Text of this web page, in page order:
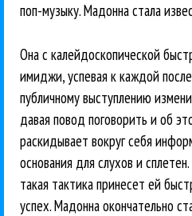
поп-музыку. Мадонна стала
Она с калейдоскопической
имиджи, успевая к каждой
публичному выступлению
давая повод поговорить и об
раскидывает вокруг себя
основания для слухов и
такая тактика принесет ей
успех. Мадонна окончательно